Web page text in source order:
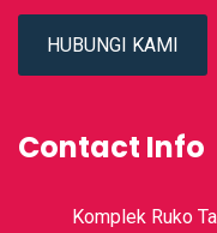
HUBUNGI KAMI
Contact Info
Komplek Ruko